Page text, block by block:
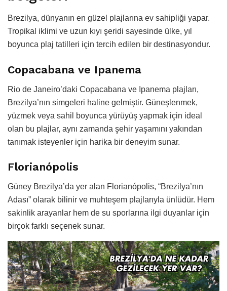
Brezilya, dünyanın en güzel plajlarına ev sahipliği yapar.
Tropikal iklimi ve uzun kıyı şeridi sayesinde ülke, yıl
boyunca plaj tatilleri için tercih edilen bir destinasyondur.
Copacabana ve Ipanema
Rio de Janeiro’daki Copacabana ve Ipanema plajları,
Brezilya’nın simgeleri haline gelmiştir. Güneşlenmek,
yüzmek veya sahil boyunca yürüyüş yapmak için ideal
olan bu plajlar, aynı zamanda şehir yaşamını yakından
tanımak isteyenler için harika bir deneyim sunar.
Florianópolis
Güney Brezilya’da yer alan Florianópolis, “Brezilya’nın
Adası” olarak bilinir ve muhteşem plajlarıyla ünlüdür. Hem
sakinlik arayanlar hem de su sporlarına ilgi duyanlar için
birçok farklı seçenek sunar.